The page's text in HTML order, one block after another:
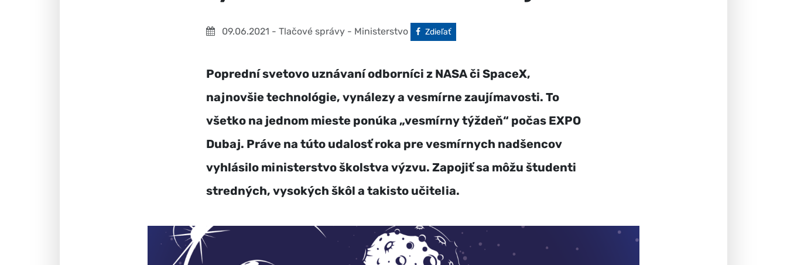
09.06.2021 - Tlačové správy - Ministerstvo Facebook
Zdieľať
Poprední svetovo uznávaní odborníci z NASA či SpaceX,
najnovšie technológie, vynálezy a vesmírne zaujímavosti. To
všetko na jednom mieste ponúka „vesmírny týždeň“ počas EXPO
Dubaj. Práve na túto udalosť roka pre vesmírnych nadšencov
vyhlásilo ministerstvo školstva výzvu. Zapojiť sa môžu študenti
stredných, vysokých škôl a takisto učitelia.